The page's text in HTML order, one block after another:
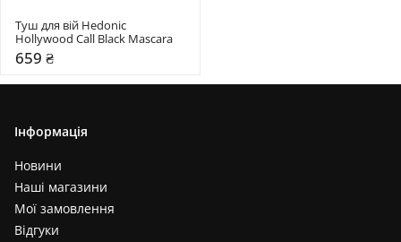
Туш для вій Hedonic
Hollywood Call Black Mascara
659 ₴
Інформація
Новини
Наші магазини
Мої замовлення
Відгуки